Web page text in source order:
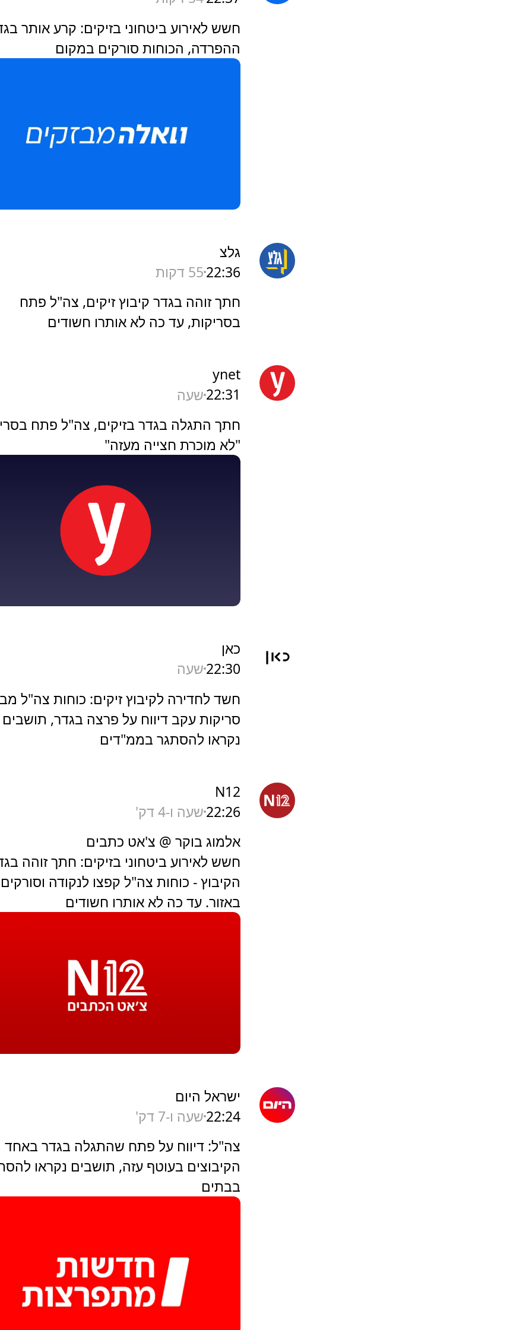
חשש לאירוע ביטחוני בזיקים: קרע אותר
ההפרדה, הכוחות סורקים במקום
גלצ
22:3655 דקות
חתך זוהה בגדר קיבוץ זיקים, צה"ל פתח
בסריקות, עד כה לא אותרו חשודים
ynet
22:31שעה
חתך התגלה בגדר בזיקים, צה"ל פתח
"לא מוכרת חצייה מעזה"
כאן
22:30שעה
חשד לחדירה לקיבוץ זיקים: כוחות צה"ל
סריקות עקב דיווח על פרצה בגדר, תושבים
נקראו להסתגר בממ"דים
N12
22:26שעה ו-4 דק'
אלמוג בוקר @ צ'אט כתבים
חשש לאירוע ביטחוני בזיקים: חתך זוהה
הקיבוץ - כוחות צה"ל קפצו לנקודה וסורקים
באזור. עד כה לא אותרו חשודים
ישראל היום
22:24שעה ו-7 דק'
צה"ל: דיווח על פתח שהתגלה בגדר באחד
הקיבוצים בעוטף עזה, תושבים נקראו
בבתים